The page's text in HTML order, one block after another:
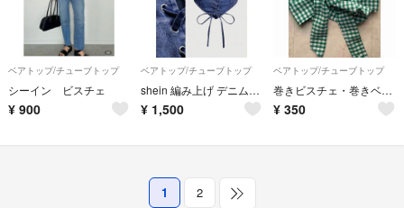
ベアトップ/チューブトップ
シーイン ビスチェ
¥ 900
ベアトップ/チューブトップ
shein 編み上げ デニムビスチェ
¥ 1,500
ベアトップ/チューブトップ
巻きビスチェ・巻きベアトップ
¥ 350
1 2